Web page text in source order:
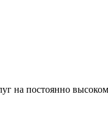
на постоянно